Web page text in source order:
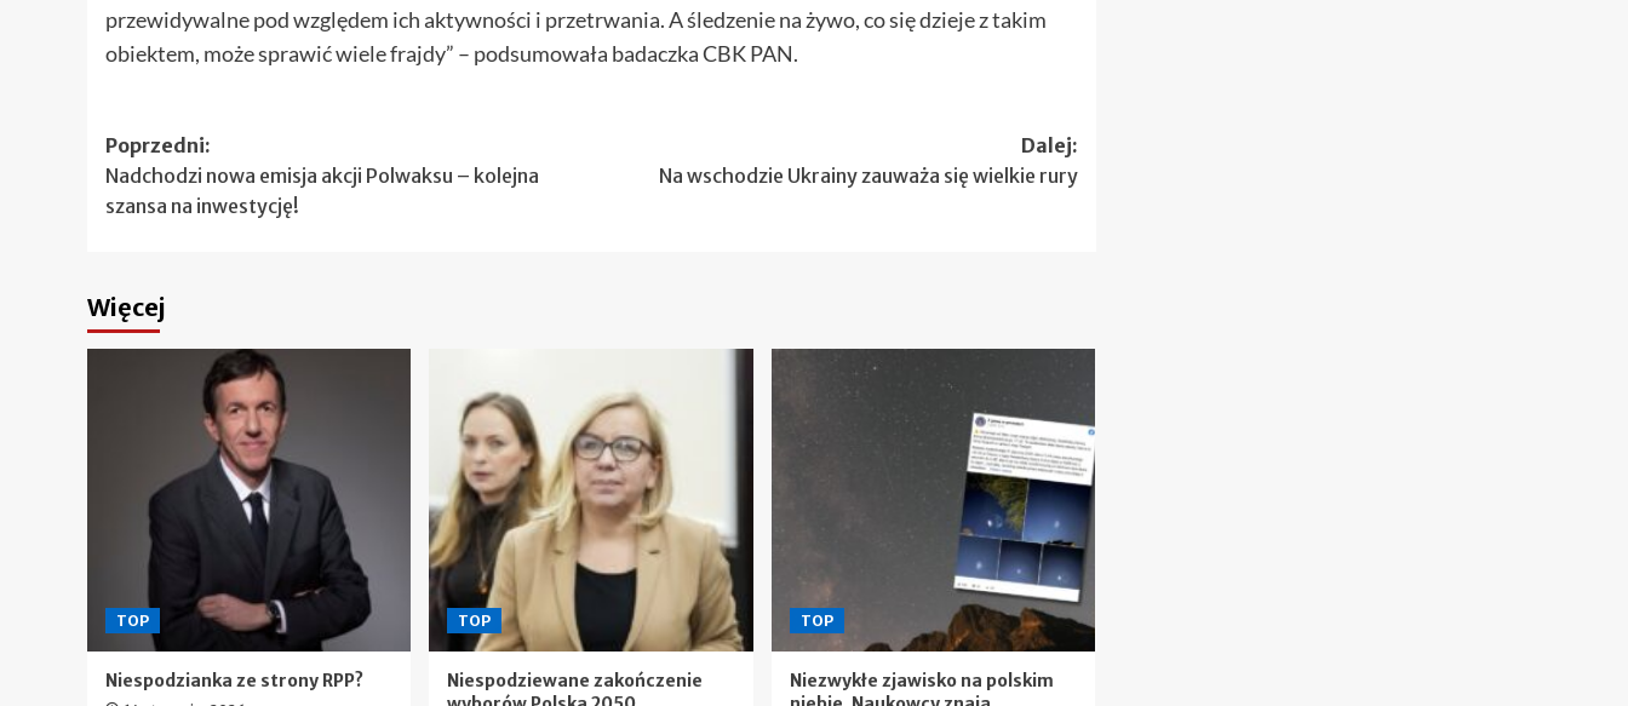
przewidywalne pod względem ich aktywności i przetrwania. A śledzenie na żywo, co się dzieje z takim
obiektem, może sprawić wiele frajdy” – podsumowała badaczka CBK PAN.
Zobacz
wpisy
Poprzedni:
Nadchodzi nowa emisja akcji Polwaksu – kolejna
szansa na inwestycję!
Dalej:
Na wschodzie Ukrainy zauważa się wielkie rury
Więcej
TOP
Niespodzianka ze strony RPP?
TOP
Niespodziewane zakończenie
TOP
Niezwykłe zjawisko na polskim